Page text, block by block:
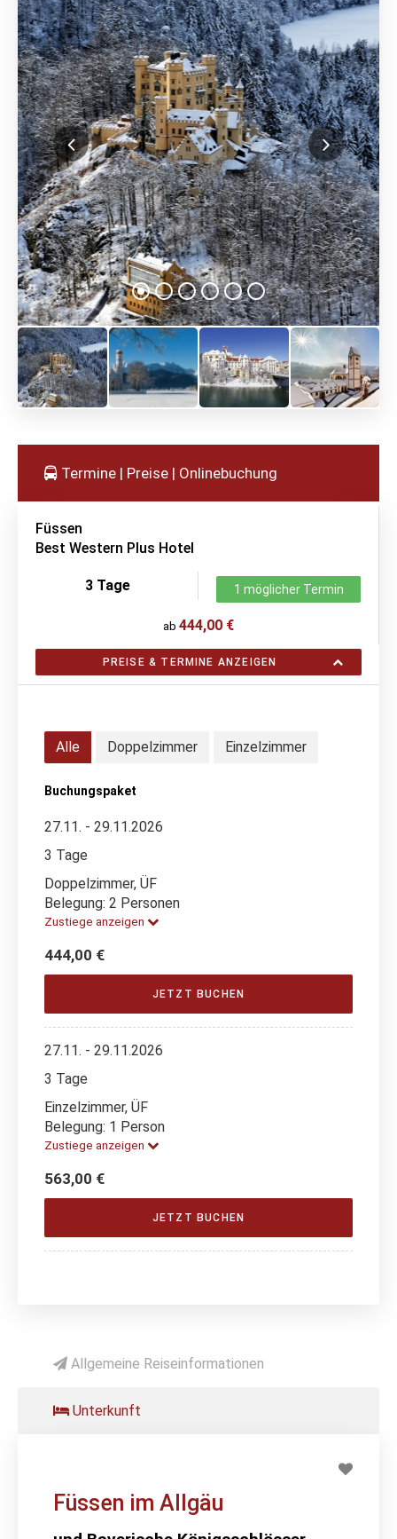
Termine | Preise | Onlinebuchung
Füssen
Best Western Plus Hotel
3 Tage 1 möglicher Termin
ab 444,00 €
PREISE & TERMINE ANZEIGEN
Alle Doppelzimmer Einzelzimmer
Buchungspaket
27.11. - 29.11.2026
3 Tage
Doppelzimmer, ÜF
Belegung: 2 Personen
Zustiege anzeigen
444,00 €
JETZT BUCHEN
27.11. - 29.11.2026
3 Tage
Einzelzimmer, ÜF
Belegung: 1 Person
Zustiege anzeigen
563,00 €
JETZT BUCHEN
Allgemeine Reiseinformationen
Unterkunft
Füssen im Allgäu